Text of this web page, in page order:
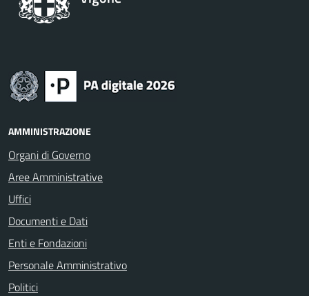
AMMINISTRAZIONE
Organi di Governo
Aree Amministrative
Uffici
Documenti e Dati
Enti e Fondazioni
Personale Amministrativo
Politici